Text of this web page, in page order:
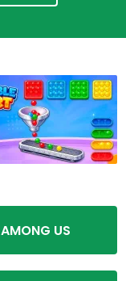
AMONG US